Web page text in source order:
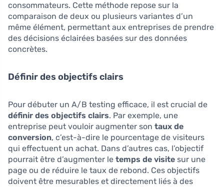
consommateurs. Cette méthode repose sur la
comparaison de deux ou plusieurs variantes d’un
même élément, permettant aux entreprises de prendre
des décisions éclairées basées sur des données
concrètes.
Définir des objectifs clairs
Pour débuter un A/B testing efficace, il est crucial de
définir des objectifs clairs. Par exemple, une
entreprise peut vouloir augmenter son taux de
conversion, c’est-à-dire le pourcentage de visiteurs
qui effectuent un achat. Dans d’autres cas, l’objectif
pourrait être d’augmenter le temps de visite sur une
page ou de réduire le taux de rebond. Ces objectifs
doivent être mesurables et directement liés à des